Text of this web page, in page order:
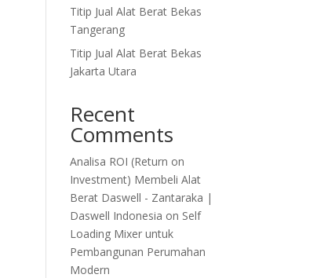
Titip Jual Alat Berat Bekas
Tangerang
Titip Jual Alat Berat Bekas
Jakarta Utara
Recent
Comments
Analisa ROI (Return on
Investment) Membeli Alat
Berat Daswell - Zantaraka |
Daswell Indonesia on Self
Loading Mixer untuk
Pembangunan Perumahan
Modern